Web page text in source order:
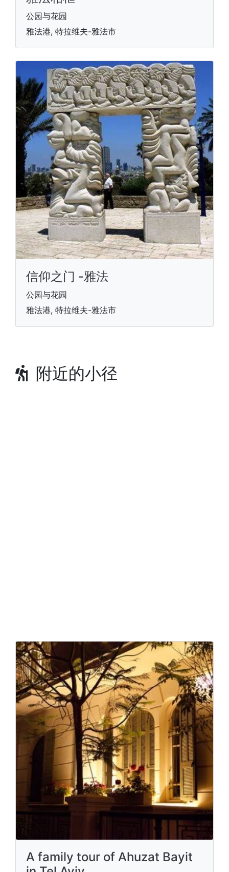
公园与花园
雅法港, 特拉维夫-雅法市
信仰之门 -雅法
公园与花园
雅法港, 特拉维夫-雅法市
附近的小径
A family tour of Ahuzat Bayit